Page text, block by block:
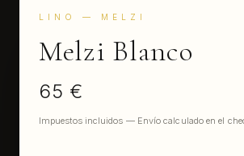
LINO — MELZI
Melzi Blanco
65 €
Impuestos incluidos — Envío calculado en el